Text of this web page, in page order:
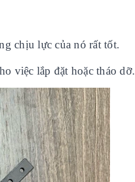
chịu lực của nó rất tốt.
việc lắp đặt hoặc tháo dỡ.